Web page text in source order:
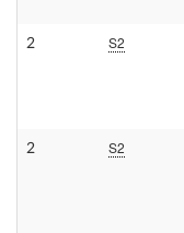
2 S2
2 S2